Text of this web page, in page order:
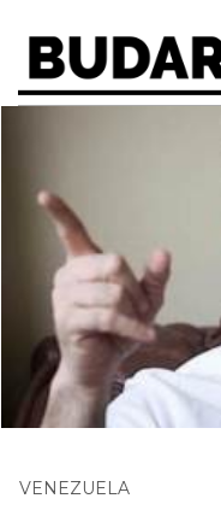
VENEZUELA